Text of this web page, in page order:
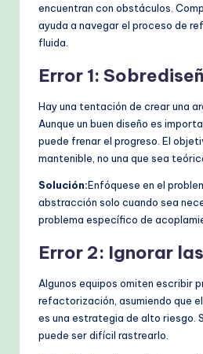
encuentran con obstáculos.
ayuda a navegar el proceso de
fluida.
Error 1:
Hay una tentación de crear una
Aunque un buen diseño es
puede frenar el progreso. El
mantenible, no una que sea
Solución:Enfóquese en el
abstracción solo cuando sea
problema específico de
Error 2: Ignorar
Algunos equipos omiten escribir
refactorización, asumiendo que
es una estrategia de alto riesgo.
puede ser difícil rastrearlo.